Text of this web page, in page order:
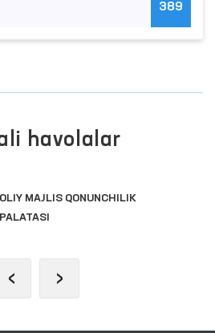
389
havolalar
OLIY MAJLIS QONUNCHILIK
PALATASI
‹ ›